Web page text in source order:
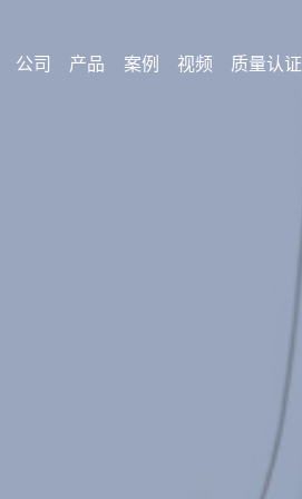
公司 产品 案例 视频 质量认证